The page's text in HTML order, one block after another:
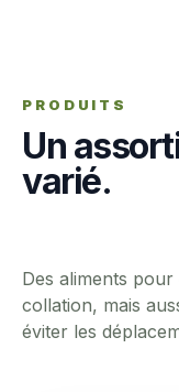
PRODUITS
Un
varié.
Des aliments
collation, mais
éviter les